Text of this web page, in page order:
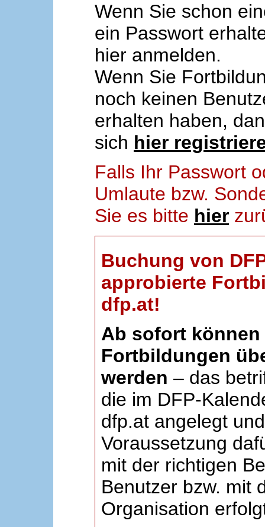
Wenn Sie schon
ein Passwort
hier anmelden.
Wenn Sie
noch keinen
erhalten haben,
sich hier
Falls Ihr Passwort
Umlaute bzw.
Sie es bitte hier
Buchung von
approbierte
dfp.at!
Ab sofort können
Fortbildungen
werden – das
die im DFP-
dfp.at angelegt
Voraussetzung
mit der richtigen
Benutzer bzw. mit
Organisation